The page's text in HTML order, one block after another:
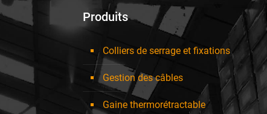
choisies
page
du
produit
Produits
Colliers de serrage et fixations
Gestion des câbles
Gaine thermorétractable